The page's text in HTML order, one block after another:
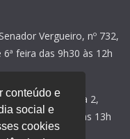
Vergueiro, nº 732,
feira das 9h30 às 12h
2, nº 118, sala 2,
às 12h e das 13h
conteúdo e
social e
cookies